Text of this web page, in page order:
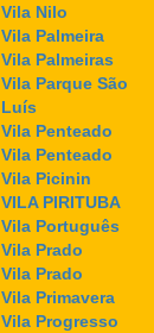
Vila Nilo
Vila Palmeira
Vila Palmeiras
Vila Parque São
Luís
Vila Penteado
Vila Penteado
Vila Picinin
VILA PIRITUBA
Vila Português
Vila Prado
Vila Prado
Vila Primavera
Vila Progresso